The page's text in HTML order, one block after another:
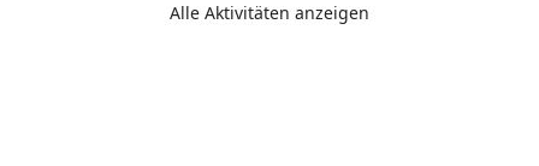
Alle Aktivitäten anzeigen